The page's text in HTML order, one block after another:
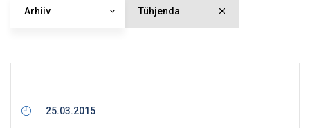
Arhiiv Tühjenda
25.03.2015